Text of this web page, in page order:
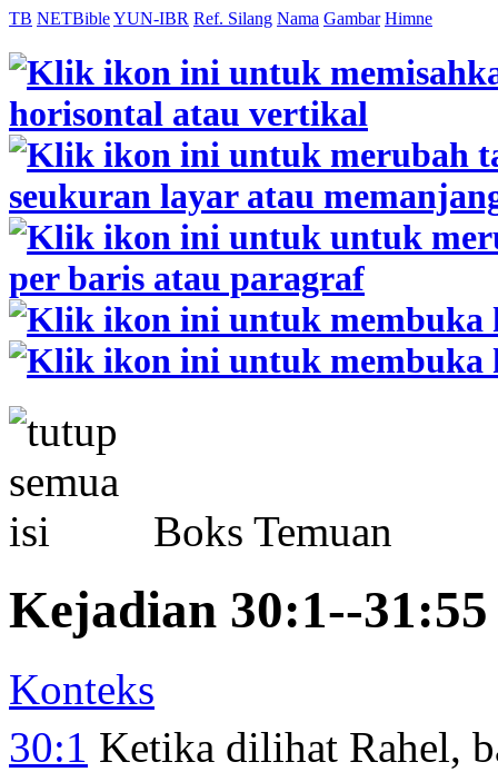
TB NETBibleYUN-IBR Ref. Silang Nama Gambar Himne
Boks Temuan
Kejadian 30:1--31:55
Konteks
30:1 Ketika dilihat Rahel,